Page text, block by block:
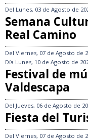
Del Lunes, 03 de Agosto de
Semana
Real Camino
Del Viernes, 07 de Agosto de
Día Lunes, 10 de Agosto de
Festival de
Valdescapa
Del Jueves, 06 de Agosto de
Fiesta del
Del Viernes, 07 de Agosto de